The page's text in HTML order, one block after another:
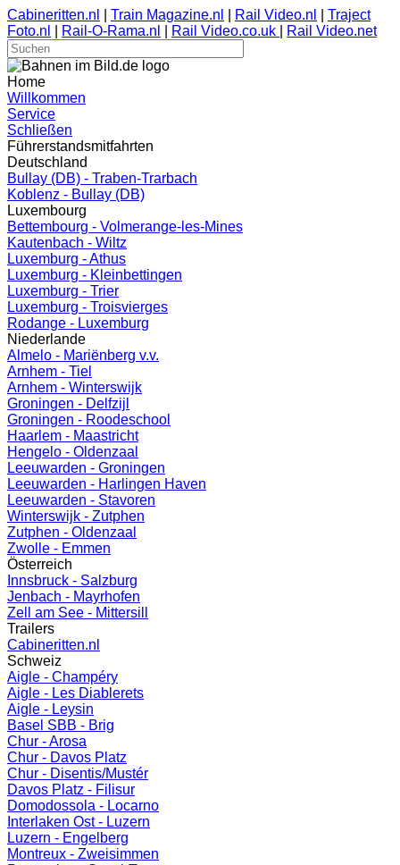
Cabineritten.nl Train Magazine.nl Rail Video.nl
Traject
Foto.nl
Rail-O-Rama.nl Rail Video.co.uk Rail Video.net
Home
Willkommen
Service
Schließen
Führerstandsmitfahrten
Deutschland
Bullay (DB) - Traben-Trarbach
Koblenz - Bullay (DB)
Luxembourg
Bettembourg - Volmerange-les-Mines
Kautenbach - Wiltz
Luxemburg - Athus
Luxemburg - Kleinbettingen
Luxemburg - Trier
Luxemburg - Troisvierges
Rodange - Luxemburg
Niederlande
Almelo - Mariënberg v.v.
Arnhem - Tiel
Arnhem - Winterswijk
Groningen - Delfzijl
Groningen - Roodeschool
Haarlem - Maastricht
Hengelo - Oldenzaal
Leeuwarden - Groningen
Leeuwarden - Harlingen Haven
Leeuwarden - Stavoren
Winterswijk - Zutphen
Zutphen - Oldenzaal
Zwolle - Emmen
Österreich
Innsbruck - Salzburg
Jenbach - Mayrhofen
Zell am See - Mittersill
Trailers
Cabineritten.nl
Schweiz
Aigle - Champéry
Aigle - Les Diablerets
Aigle - Leysin
Basel SBB - Brig
Chur - Arosa
Chur - Davos Platz
Chur - Disentis/Mustér
Davos Platz - Filisur
Domodossola - Locarno
Interlaken Ost - Luzern
Luzern - Engelberg
Montreux - Zweisimmen